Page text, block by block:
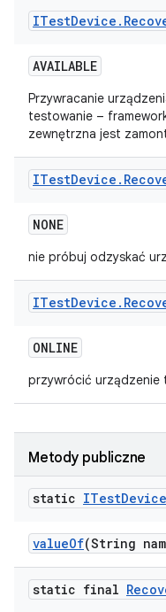
ITestDevice .
AVAILABLE
Przywracanie
testowanie –
zewnętrzna jest
ITestDevice .
NONE
nie próbuj odzyskać
ITestDevice .
ONLINE
przywrócić urządzenie
Metody publiczne
static ITestDevice
valueOf(String
static final